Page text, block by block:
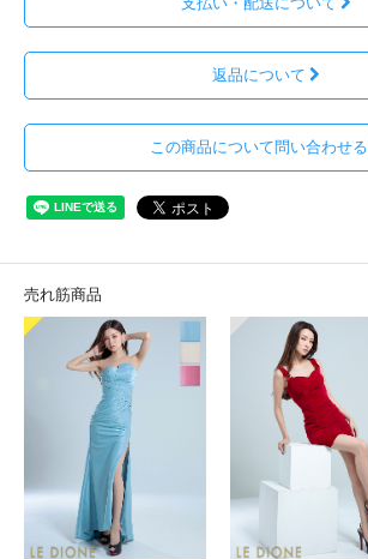
返品について
この商品について問い合わせる
売れ筋商品